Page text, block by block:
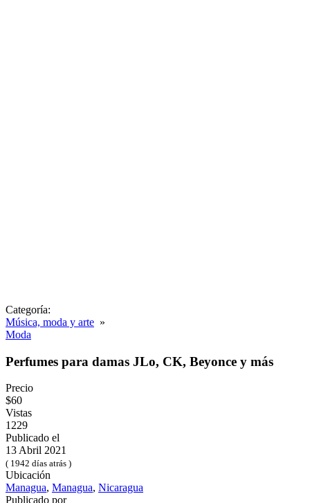
Categoría:
Música, moda y arte »
Moda
Perfumes para damas JLo, CK, Beyonce y más
Precio
$60
Vistas
1229
Publicado el
13 Abril 2021
( 1942 días atrás )
Ubicación
Managua, Managua, Nicaragua
Publicado por